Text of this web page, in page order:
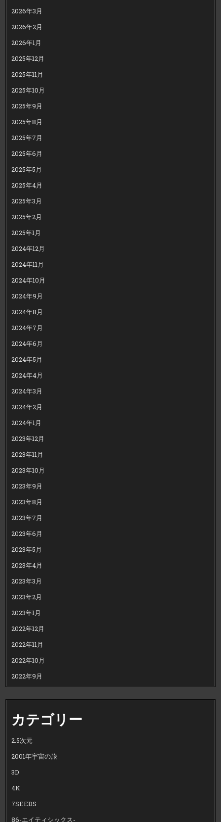
2026年3月
2026年2月
2026年1月
2025年12月
2025年11月
2025年10月
2025年9月
2025年8月
2025年7月
2025年6月
2025年5月
2025年4月
2025年3月
2025年2月
2025年1月
2024年12月
2024年11月
2024年10月
2024年9月
2024年8月
2024年7月
2024年6月
2024年5月
2024年4月
2024年3月
2024年2月
2024年1月
2023年12月
2023年11月
2023年10月
2023年9月
2023年8月
2023年7月
2023年6月
2023年5月
2023年4月
2023年3月
2023年2月
2023年1月
2022年12月
2022年11月
2022年10月
2022年9月
カテゴリー
2.5次元
2001年宇宙の旅
3D
4K
7SEEDS
86-エイティシックス-